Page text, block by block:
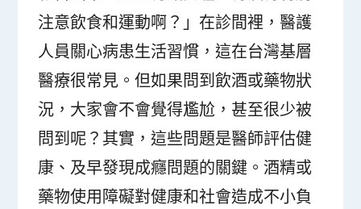
注意飲食和運動啊？」在診間裡，醫護
人員關心病患生活習慣，這在台灣基層
醫療很常見。但如果問到飲酒或藥物狀
況，大家會不會覺得尷尬，甚至很少被
問到呢？其實，這些問題是醫師評估健
康、及早發現成癮問題的關鍵。酒精或
藥物使用障礙對健康和社會造成不小負